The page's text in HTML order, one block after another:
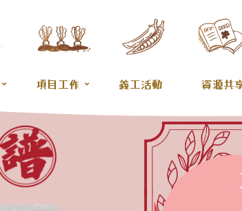
項目工作 義工活動 資源共